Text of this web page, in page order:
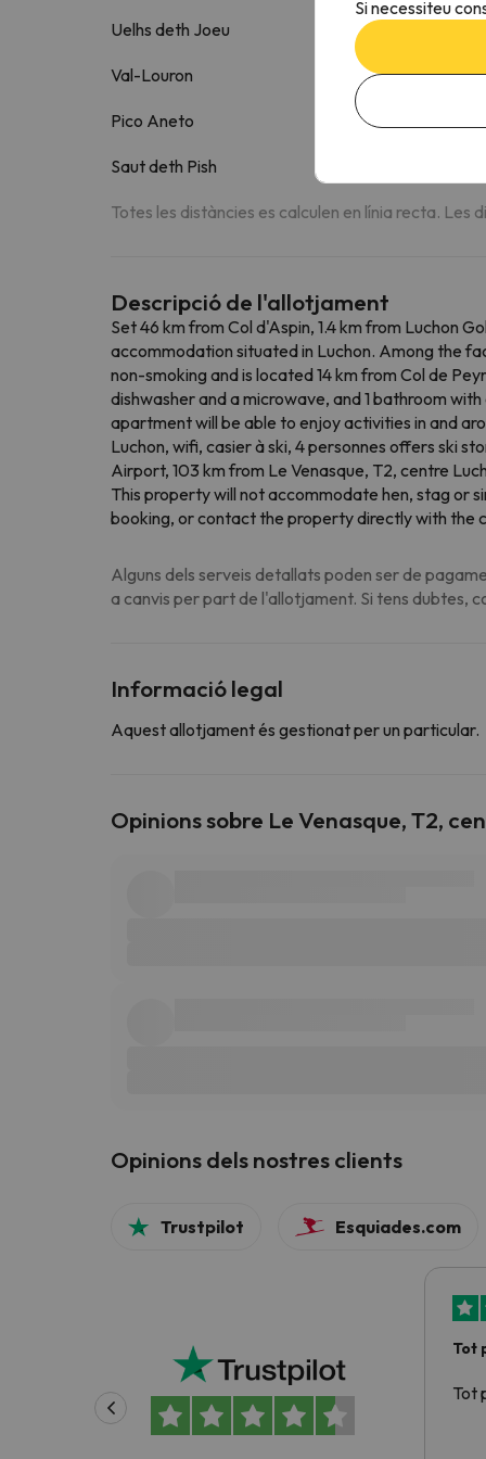
Uelhs deth Joeu
Val-Louron 16.5 km
Pico Aneto
Saut deth Pish
Totes les distàncies es calculen en línia recta.
Descripció de l'allotjament
Set 46 km from Col d'Aspin, 1.4 km from Luchon
accommodation situated in Luchon. Among the
non-smoking and is located 14 km from Col de
dishwasher and a microwave, and 1 bathroom
apartment will be able to enjoy activities in and
Luchon, wifi, casier à ski, 4 personnes offers ski
Airport, 103 km from Le Venasque, T2, centre
This property will not accommodate hen, stag or
booking, or contact the property directly with the
Alguns dels serveis detallats poden ser de
a canvis per part de l'allotjament. Si tens dubtes,
Informació legal
Aquest allotjament és gestionat per un particular.
Opinions sobre Le Venasque, T2,
Opinions dels nostres clients
Trustpilot Esquiades.com
Tot
Tot
Si necessiteu